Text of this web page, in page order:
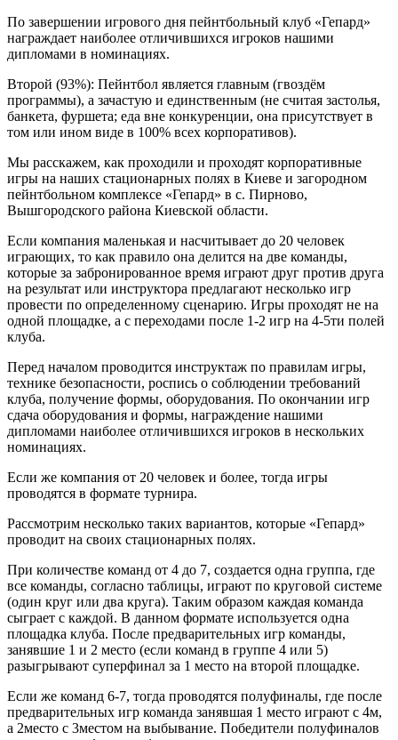
По завершении игрового дня пейнтбольный клуб «Гепард»
награждает наиболее отличившихся игроков нашими
дипломами в номинациях.
Второй (93%): Пейнтбол является главным (гвоздём
программы), а зачастую и единственным (не считая застолья,
банкета, фуршета; еда вне конкуренции, она присутствует в
том или ином виде в 100% всех корпоративов).
Мы расскажем, как проходили и проходят корпоративные
игры на наших стационарных полях в Киеве и загородном
пейнтбольном комплексе «Гепард» в с. Пирново,
Вышгородского района Киевской области.
Если компания маленькая и насчитывает до 20 человек
играющих, то как правило она делится на две команды,
которые за забронированное время играют друг против друга
на результат или инструктора предлагают несколько игр
провести по определенному сценарию. Игры проходят не на
одной площадке, а с переходами после 1-2 игр на 4-5ти полей
клуба.
Перед началом проводится инструктаж по правилам игры,
технике безопасности, роспись о соблюдении требований
клуба, получение формы, оборудования. По окончании игр
сдача оборудования и формы, награждение нашими
дипломами наиболее отличившихся игроков в нескольких
номинациях.
Если же компания от 20 человек и более, тогда игры
проводятся в формате турнира.
Рассмотрим несколько таких вариантов, которые «Гепард»
проводит на своих стационарных полях.
При количестве команд от 4 до 7, создается одна группа, где
все команды, согласно таблицы, играют по круговой системе
(один круг или два круга). Таким образом каждая команда
сыграет с каждой. В данном формате используется одна
площадка клуба. После предварительных игр команды,
занявшие 1 и 2 место (если команд в группе 4 или 5)
разыгрывают суперфинал за 1 место на второй площадке.
Если же команд 6-7, тогда проводятся полуфиналы, где после
предварительных игр команда занявшая 1 место играют с 4м,
а 2место с 3местом на выбывание. Победители полуфиналов